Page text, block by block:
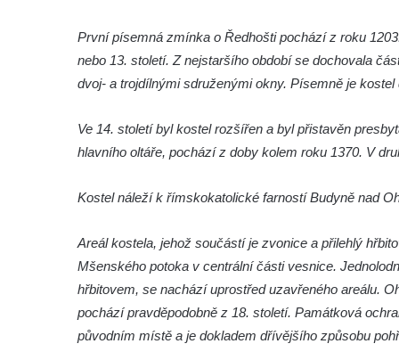
Kaple na hřbitově ve Velešíně
Márnice na hřbitově ve Velešíně
Poutní areál Římov
Kostel svatého Ducha v poutním areálu
Křížová cesta Římov – XXV. kaple – Boží
Křížová cesta Římov – XXIV. kaple – Pieta
Křížová cesta Římov – XXII. kaple – Šimon
První písemná zmínka o Ředhošti pochází z roku
nebo 13. století. Z nejstaršího období se dochovala
dvoj- a trojdílnými sdruženými okny. Písemně je kostel
Ve 14. století byl kostel rozšířen a byl přistavěn
hlavního oltáře, pochází z doby kolem roku 1370. V
Kostel náleží k římskokatolické farností Budyně nad
Areál kostela, jehož součástí je zvonice a přilehlý
Mšenského potoka v centrální části vesnice.
hřbitovem, se nachází uprostřed uzavřeného areálu.
pochází pravděpodobně z 18. století. Památková
původním místě a je dokladem dřívějšího způsobu